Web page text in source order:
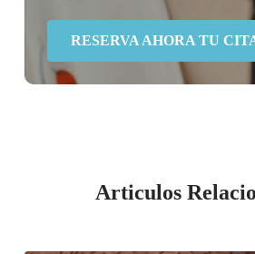
RESERVA AHORA TU
Articulos